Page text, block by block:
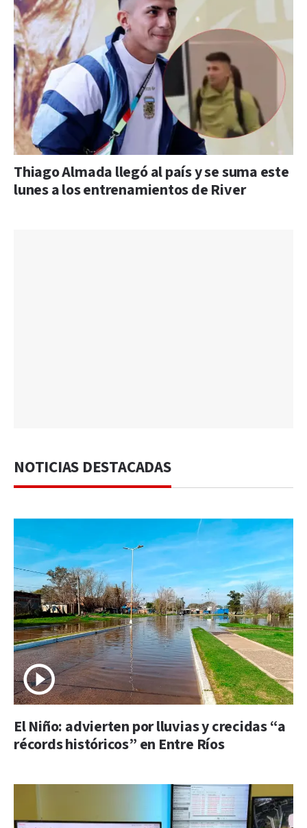
Thiago Almada llegó al país y se suma este
lunes a los entrenamientos de River
NOTICIAS DESTACADAS
El Niño: advierten por lluvias y crecidas “a
récords históricos” en Entre Ríos